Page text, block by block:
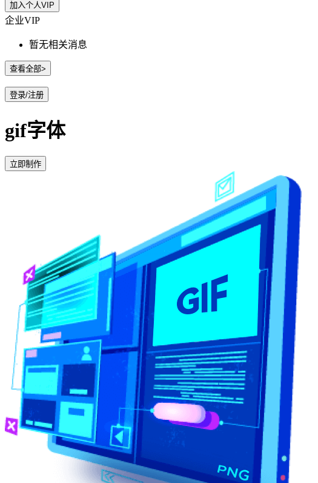
加入个人VIP
企业VIP
暂无相关消息
查看全部>
登录/注册
gif字体
立即制作